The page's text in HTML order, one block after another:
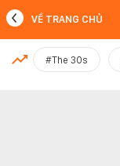
MỚI NHẤT
VỀ TRANG CHỦ
#The 30s